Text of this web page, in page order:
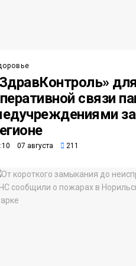
для
связи
07 августа 211